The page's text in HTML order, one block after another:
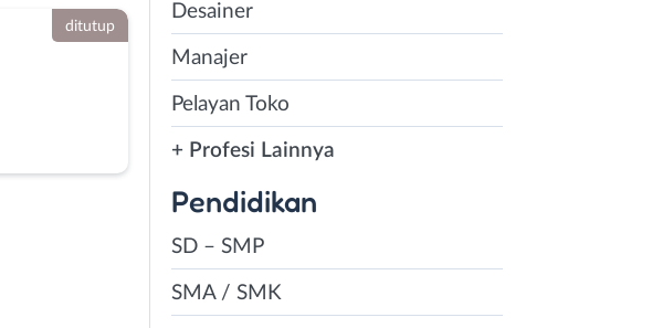
ditutup
Desainer
Manajer
Pelayan Toko
+ Profesi Lainnya
Pendidikan
SD – SMP
SMA / SMK